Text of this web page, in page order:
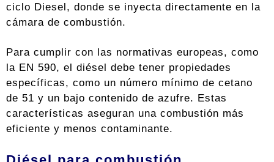
ciclo Diesel, donde se inyecta directamente en la
cámara de combustión.
Para cumplir con las normativas europeas, como
la EN 590, el diésel debe tener propiedades
específicas, como un número mínimo de cetano
de 51 y un bajo contenido de azufre. Estas
características aseguran una combustión más
eficiente y menos contaminante.